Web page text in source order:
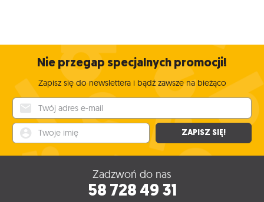
Nie przegap specjalnych promocji!
Zapisz się do newslettera i bądź zawsze na bieżąco
ZAPISZ SIĘ!
Zadzwoń do nas
58 728 49 31